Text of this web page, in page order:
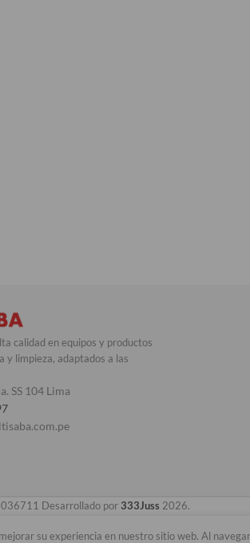
calidad en equipos y productos
y limpieza, adaptados a las
SS 104 Lima
Desarrollado por 333Juss 2026.
su experiencia en nuestro sitio web. Al